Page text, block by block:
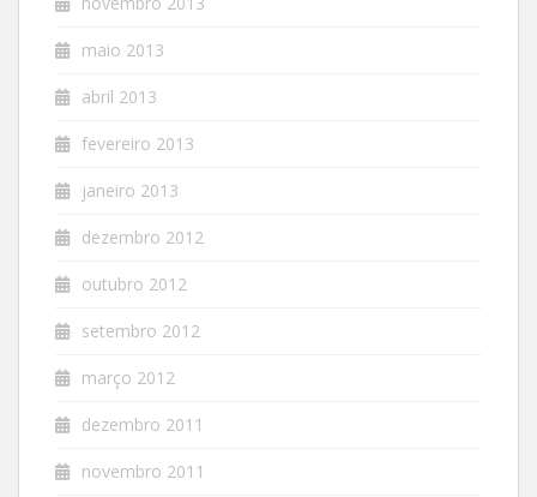
maio 2013
abril 2013
fevereiro 2013
janeiro 2013
dezembro 2012
outubro 2012
setembro 2012
março 2012
dezembro 2011
novembro 2011